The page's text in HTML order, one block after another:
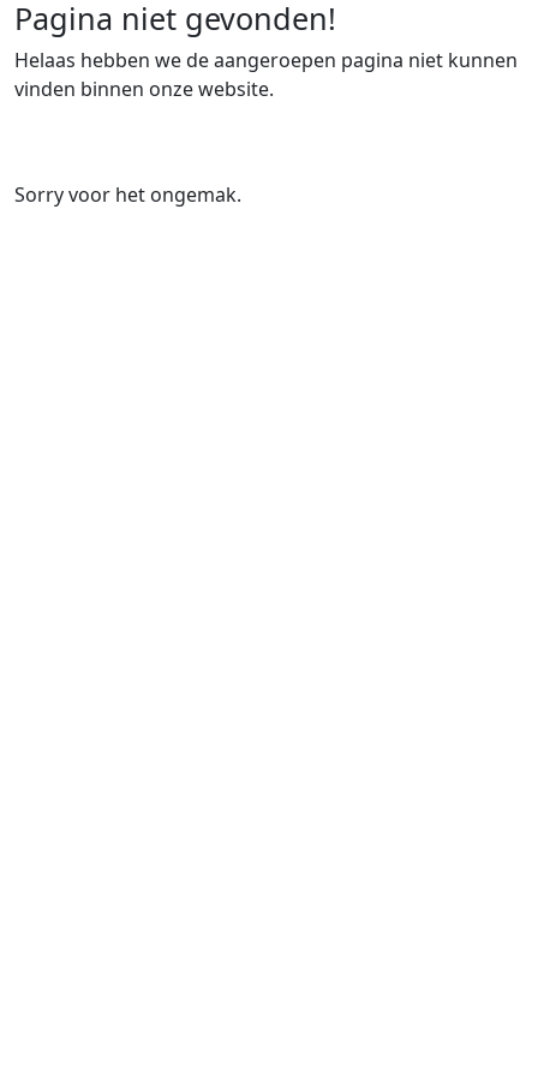
Pagina niet gevonden!
Helaas hebben we de aangeroepen pagina niet kunnen
vinden binnen onze website.
Sorry voor het ongemak.